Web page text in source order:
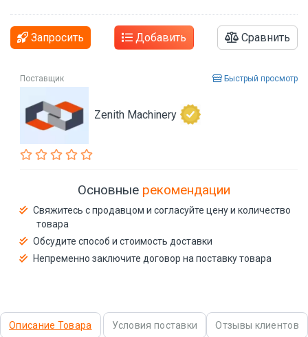
Запросить Добавить Сравнить
Поставщик Быстрый просмотр
Zenith Machinery
Основные рекомендации
Свяжитесь с продавцом и согласуйте цену и количество
товара
Обсудите способ и стоимость доставки
Непременно заключите договор на поставку товара
Описание Товара Условия поставки Отзывы клиентов